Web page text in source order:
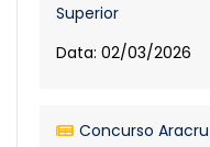
Superior
Data: 02/03/2026
Concurso